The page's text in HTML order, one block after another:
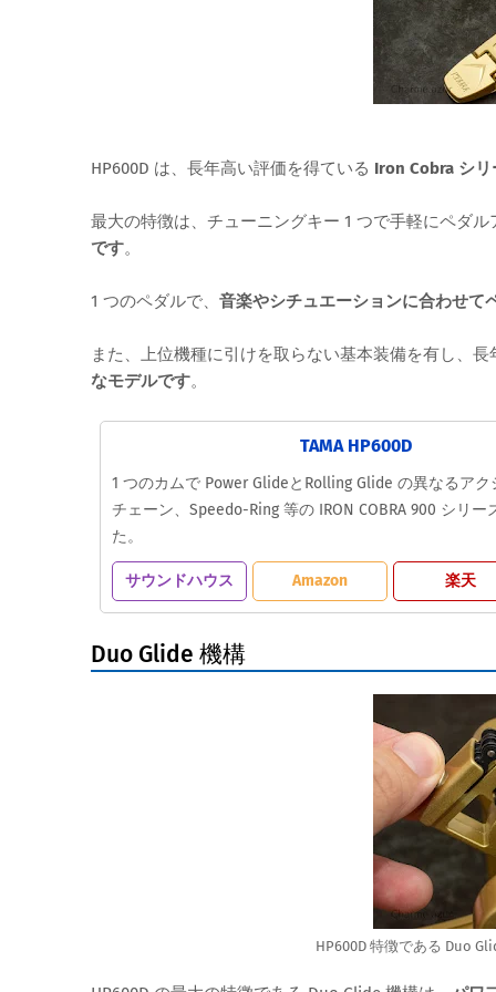
HP600D は、長年高い評価を得ている Iron Cobra シ
最大の特徴は、チューニングキー 1 つで手軽にペダ
です。
1 つのペダルで、 音楽やシチュエーションに合わせて
また、上位機種に引けを取らない基本装備を有し、
なモデルです。
TAMA HP600D
1 つのカムで Power GlideとRolling Glide の異なるア
チェーン、Speedo-Ring 等の IRON COBRA 900 シリ
た。
サウンドハウス Amazon 楽天
Duo Glide 機構
HP600D 特徴である Duo